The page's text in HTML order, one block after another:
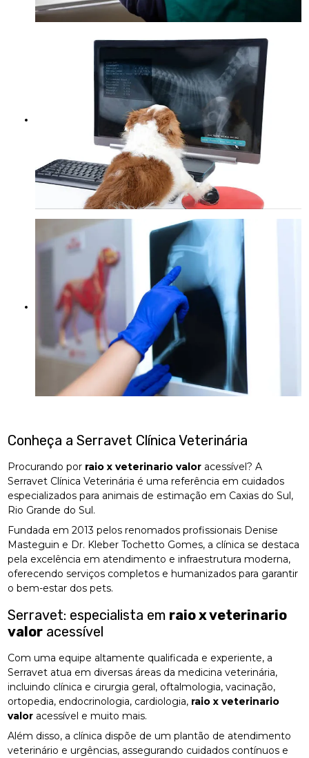
Conheça a Serravet Clínica Veterinária
Procurando por raio x veterinario valor acessível? A
Serravet Clínica Veterinária é uma referência em cuidados
especializados para animais de estimação em Caxias do Sul,
Rio Grande do Sul.
Fundada em 2013 pelos renomados profissionais Denise
Masteguin e Dr. Kleber Tochetto Gomes, a clínica se destaca
pela excelência em atendimento e infraestrutura moderna,
oferecendo serviços completos e humanizados para garantir
o bem-estar dos pets.
Serravet: especialista em raio x veterinario
valor acessível
Com uma equipe altamente qualificada e experiente, a
Serravet atua em diversas áreas da medicina veterinária,
incluindo clínica e cirurgia geral, oftalmologia, vacinação,
ortopedia, endocrinologia, cardiologia, raio x veterinario
valor acessível e muito mais.
Além disso, a clínica dispõe de um plantão de atendimento
veterinário e urgências, assegurando cuidados contínuos e